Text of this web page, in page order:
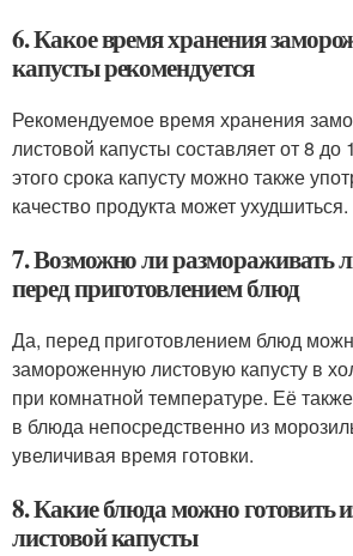
6. Какое время хранения
капусты рекомендуется
Рекомендуемое время хранения
листовой капусты составляет от 8
этого срока капусту можно также
качество продукта может ухудшиться.
7. Возможно ли размораживать
перед приготовлением блюд
Да, перед приготовлением блюд
замороженную листовую капусту в
при комнатной температуре. Её
в блюда непосредственно из
увеличивая время готовки.
8. Какие блюда можно готовить
листовой капусты